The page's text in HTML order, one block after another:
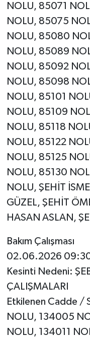
NOLU, 85071
NOLU, 85075
NOLU, 85080
NOLU, 85089
NOLU, 85092
NOLU, 85098
NOLU, 85101
NOLU, 85109
NOLU, 85118
NOLU, 85122
NOLU, 85125
NOLU, 85130
NOLU, ŞEHİT
GÜZEL, ŞEHİT
HASAN ASLAN,
Bakım Çalışması
02.06.2026
Kesinti Nedeni:
ÇALIŞMALARI
Etkilenen Cadde /
NOLU, 134005
NOLU, 134011